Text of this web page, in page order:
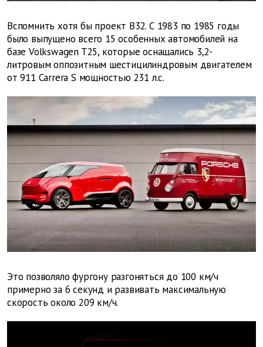
Вспомнить хотя бы проект B32. С 1983 по 1985 годы
было выпущено всего 15 особенных автомобилей на
базе Volkswagen T25, которые оснащались 3,2-
литровым оппозитным шестицилиндровым двигателем
от 911 Carrera S мощностью 231 л.с.
Это позволяло фургону разгоняться до 100 км/ч
примерно за 6 секунд и развивать максимальную
скорость около 209 км/ч.